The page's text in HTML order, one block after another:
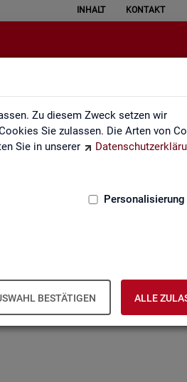
Zu diesem Zweck setzen wir
Sie zulassen. Die Arten von
Sie in unserer
Personalisierung
BESTÄTIGEN ALLE
INHALT KONTAKT
für Ar­beit